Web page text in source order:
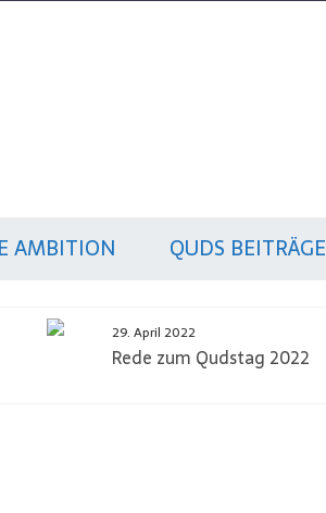
AMBITION QUDS BEITRÄGE
29. April 2022
Rede zum Qudstag 2022